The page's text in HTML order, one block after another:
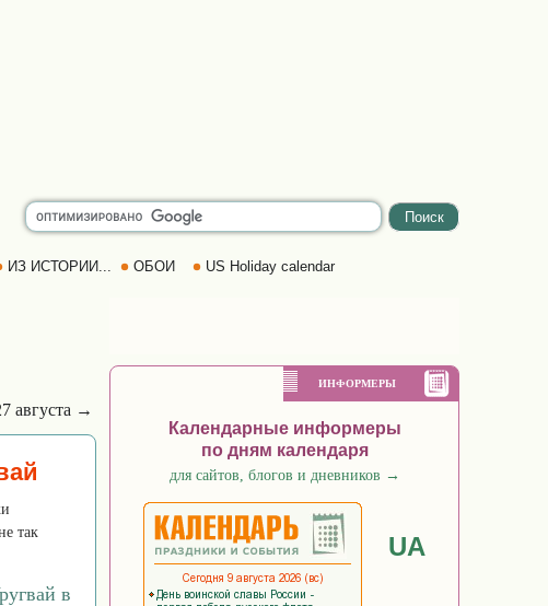
ИЗ ИСТОРИИ... ОБОИ US Holiday calendar
августа →
так
в
ИНФОРМЕРЫ
Календарные информеры
по дням календаря
для сайтов, блогов и дневников →
UA